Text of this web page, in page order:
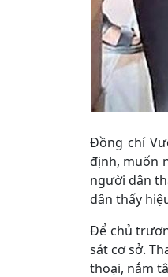
Đồng chí
định, muốn
người dân
dân thấy
Để chủ
sát cơ sở.
thoại, nắm